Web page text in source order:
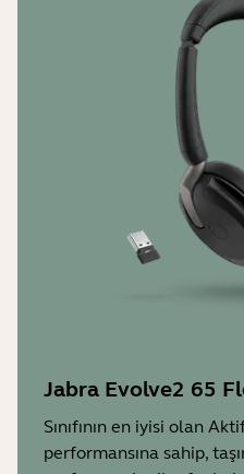
Jabra Evolve2 65
Sınıfının en iyisi olan
performansına sahip,